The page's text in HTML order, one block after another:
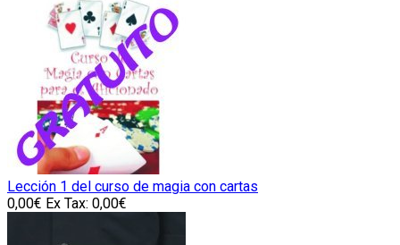
Lección 1 del curso de magia con cartas
0,00€ Ex Tax: 0,00€